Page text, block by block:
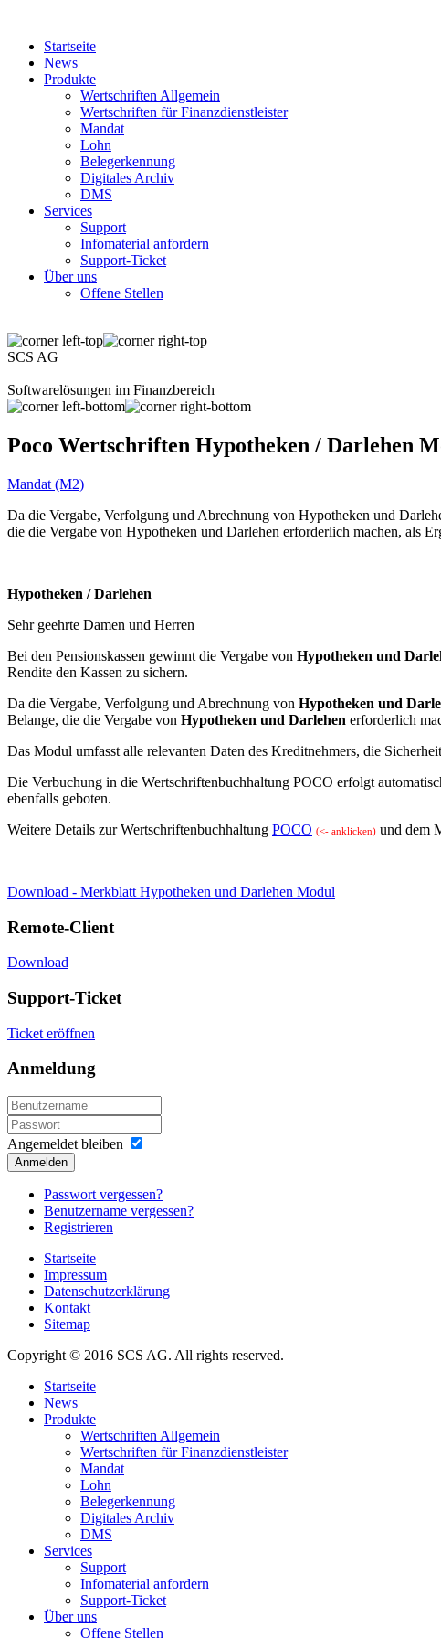
Startseite
News
Produkte
Wertschriften Allgemein
Wertschriften für Finanzdienstleister
Mandat
Lohn
Belegerkennung
Digitales Archiv
DMS
Services
Support
Infomaterial anfordern
Support-Ticket
Über uns
Offene Stellen
SCS AG
Softwarelösungen im Finanzbereich
Poco Wertschriften Hypotheken / Darlehen
Mandat (M2)
Da die Vergabe, Verfolgung und Abrechnung von Hypotheken und
die die Vergabe von Hypotheken und Darlehen erforderlich machen, als
Hypotheken / Darlehen
Sehr geehrte Damen und Herren
Bei den Pensionskassen gewinnt die Vergabe von Hypotheken und
Rendite den Kassen zu sichern.
Da die Vergabe, Verfolgung und Abrechnung von Hypotheken und
Belange, die die Vergabe von Hypotheken und Darlehen erforderlich
Das Modul umfasst alle relevanten Daten des Kreditnehmers, die
Die Verbuchung in die Wertschriftenbuchhaltung POCO erfolgt
ebenfalls geboten.
Weitere Details zur Wertschriftenbuchhaltung POCO (<- anklicken) und dem
Download - Merkblatt Hypotheken und Darlehen Modul
Remote-Client
Download
Support-Ticket
Ticket eröffnen
Anmeldung
Angemeldet bleiben
Anmelden
Passwort vergessen?
Benutzername vergessen?
Registrieren
Startseite
Impressum
Datenschutzerklärung
Kontakt
Sitemap
Copyright © 2016 SCS AG. All rights reserved.
Startseite
News
Produkte
Wertschriften Allgemein
Wertschriften für Finanzdienstleister
Mandat
Lohn
Belegerkennung
Digitales Archiv
DMS
Services
Support
Infomaterial anfordern
Support-Ticket
Über uns
Offene Stellen